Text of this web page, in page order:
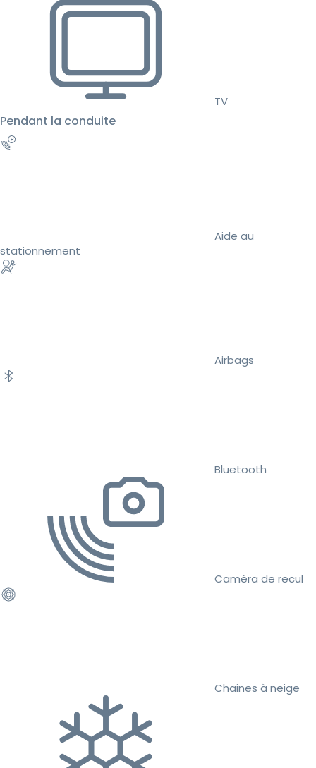
TV
Pendant la conduite
Aide au
stationnement
Airbags
Bluetooth
Caméra de recul
Chaines à neige